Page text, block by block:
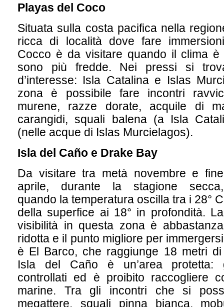
Playas del Coco
Situata sulla costa pacifica nella
ricca di località dove fare
Cocco è da visitare quando il clima
sono più fredde. Nei pressi si
d’interesse: Isla Catalina e Islas
zona è possibile fare incontri
murene, razze dorate, acquile di
carangidi, squali balena (a Isla
(nelle acque di Islas Murcielagos).
Isla del Caño e Drake Bay
Da visitare tra metà novembre e fine
aprile, durante la stagione secca,
quando la temperatura oscilla tra i 28° C
della superfice ai 18° in profondità. La
visibilità in questa zona è abbastanza
ridotta e il punto migliore per immergersi
è El Barco, che raggiunge 18 metri di
Isla del Caño è un’area protetta:
controllati ed è proibito raccogliere
marine. Tra gli incontri che si
megattere, squali pinna bianca,